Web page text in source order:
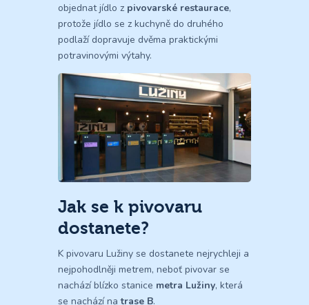
objednat jídlo z pivovarské restaurace,
protože jídlo se z kuchyně do druhého
podlaží dopravuje dvěma praktickými
potravinovými výtahy.
Jak se k pivovaru
dostanete?
K pivovaru Lužiny se dostanete nejrychleji a
nejpohodlněji metrem, neboť pivovar se
nachází blízko stanice metra Lužiny, která
se nachází natrase B.